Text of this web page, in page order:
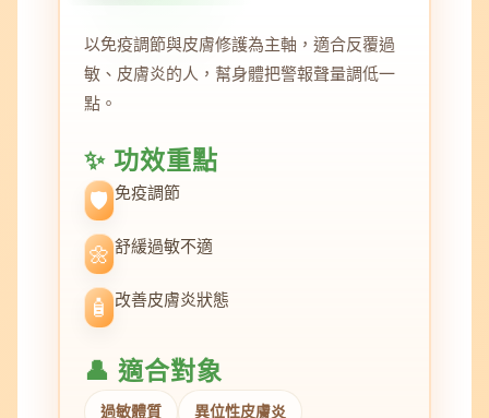
以免疫調節與皮膚修護為主軸，適合反覆過
敏、皮膚炎的人，幫身體把警報聲量調低一
點。
✨ 功效重點
🛡️ 免疫調節
🌼 舒緩過敏不適
🧴 改善皮膚炎狀態
👤 適合對象
過敏體質 異位性皮膚炎